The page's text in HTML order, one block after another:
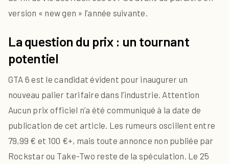
version « new gen » l’année suivante.
La question du prix : un tournant
potentiel
GTA 6 est le candidat évident pour inaugurer un
nouveau palier tarifaire dans l’industrie. Attention
Aucun prix officiel n’a été communiqué à la date de
publication de cet article. Les rumeurs oscillent entre
79,99 € et 100 €+, mais toute annonce non publiée par
Rockstar ou Take-Two reste de la spéculation. Le 25